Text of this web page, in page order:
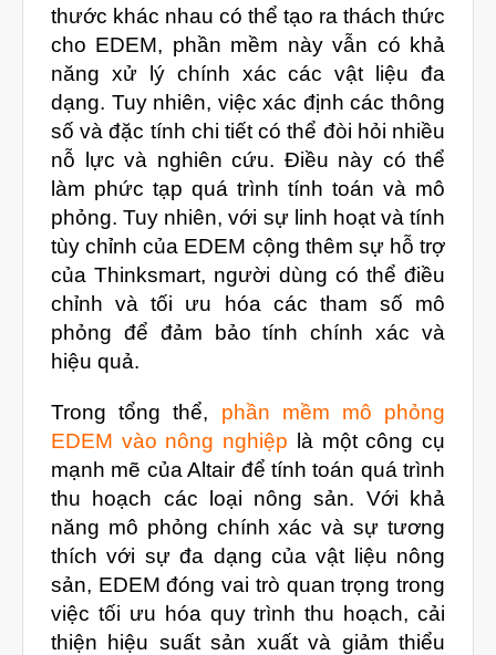
Tháng Bảy 2022
Tháng Sáu 2022
Tháng Năm 2022
Tháng Tư 2022
Tháng Ba 2022
Tháng Hai 2022
Tháng Một 2022
Tháng Mười Hai 2021
Tháng Mười Một 2021
Tháng Chín 2021
Tháng Tám 2021
Tháng Bảy 2021
Tháng Sáu 2021
Tháng Năm 2021
Tháng Tư 2021
Tháng Ba 2021
thước khác nhau có thể tạo ra thách thức
cho EDEM, phần mềm này vẫn có khả
năng xử lý chính xác các vật liệu đa
dạng. Tuy nhiên, việc xác định các thông
số và đặc tính chi tiết có thể đòi hỏi nhiều
nỗ lực và nghiên cứu. Điều này có thể
làm phức tạp quá trình tính toán và mô
phỏng. Tuy nhiên, với sự linh hoạt và tính
tùy chỉnh của EDEM cộng thêm sự hỗ trợ
của Thinksmart, người dùng có thể điều
chỉnh và tối ưu hóa các tham số mô
phỏng để đảm bảo tính chính xác và
hiệu quả.
Trong tổng thể, phần mềm mô phỏng
EDEM vào nông nghiệp là một công cụ
mạnh mẽ của Altair để tính toán quá trình
thu hoạch các loại nông sản. Với khả
năng mô phỏng chính xác và sự tương
thích với sự đa dạng của vật liệu nông
sản, EDEM đóng vai trò quan trọng trong
việc tối ưu hóa quy trình thu hoạch, cải
thiện hiệu suất sản xuất và giảm thiểu